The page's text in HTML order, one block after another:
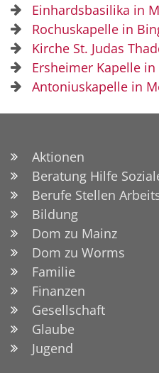
Einhardsbasilika in
Rochuskapelle in
Kirche St. Judas
Ersheimer Kapelle
Antoniuskapelle in
Aktionen
Beratung Hilfe
Berufe Stellen
Bildung
Dom zu Mainz
Dom zu Worms
Familie
Finanzen
Gesellschaft
Glaube
Jugend